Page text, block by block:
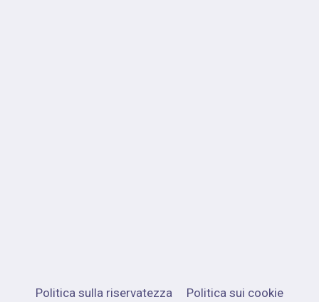
Politica sulla riservatezza Politica sui cookie